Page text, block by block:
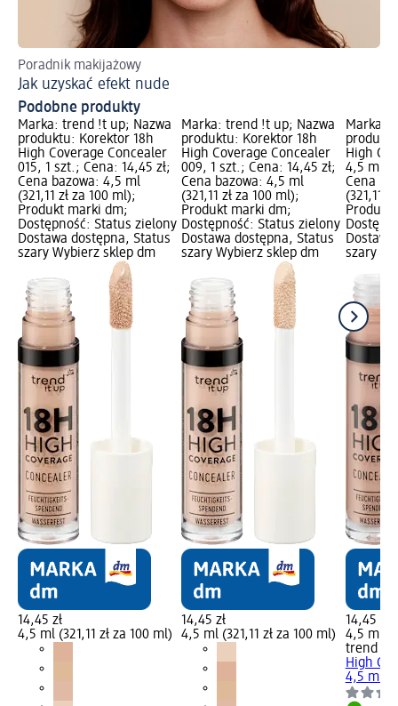
Poradnik makijażowy
Jak uzyskać efekt nude
Podobne produkty
Marka: trend !t up; Nazwa
produktu: Korektor 18h
High Coverage Concealer
015, 1 szt.; Cena: 14,45 zł;
Cena bazowa: 4,5 ml
(321,11 zł za 100 ml);
Produkt marki dm;
Dostępność: Status zielony
Dostawa dostępna, Status
szary Wybierz sklep dm
14,45 zł
4,5 ml (321,11 zł za 100 ml)
Marka: trend !t up; Nazwa
produktu: Korektor 18h
High Coverage Concealer
009, 1 szt.; Cena: 14,45 zł;
Cena bazowa: 4,5 ml
(321,11 zł za 100 ml);
Produkt marki dm;
Dostępność: Status zielony
Dostawa dostępna, Status
szary Wybierz sklep dm
14,45 zł
4,5 ml (321,11 zł za 100 ml)
Marka:
High
4,5 ml;
Cena
(321,11
Produkt
szary
14,45 zł
4,5 ml
trend !t
High
4,5 ml